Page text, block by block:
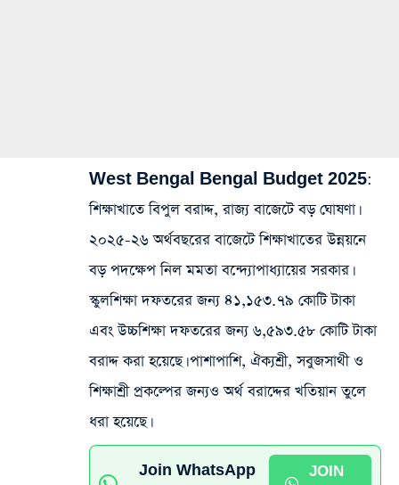
West Bengal Bengal Budget 2025:
শিক্ষাখাতে বিপুল বরাদ্দ, রাজ্য বাজেটে বড় ঘোষণা।
২০২৫-২৬ অর্থবছরের বাজেটে শিক্ষাখাতের উন্নয়নে
বড় পদক্ষেপ নিল মমতা বন্দ্যোপাধ্যায়ের সরকার।
স্কুলশিক্ষা দফতরের জন্য ৪১,১৫৩.৭৯ কোটি টাকা
এবং উচ্চশিক্ষা দফতরের জন্য ৬,৫৯৩.৫৮ কোটি টাকা
বরাদ্দ করা হয়েছে। পাশাপাশি, ঐক্যশ্রী, সবুজসাথী ও
শিক্ষাশ্রী প্রকল্পের জন্যও অর্থ বরাদ্দের খতিয়ান তুলে
ধরা হয়েছে।
Join WhatsApp
JOIN